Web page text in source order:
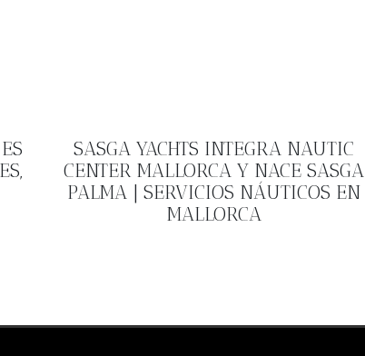
SASGA YACHTS INTEGRA NAUTIC
CENTER MALLORCA Y NACE SASGA
PALMA | SERVICIOS NÁUTICOS EN
MALLORCA